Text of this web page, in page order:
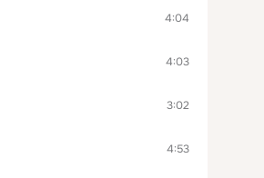
4:04
4:03
3:02
4:53